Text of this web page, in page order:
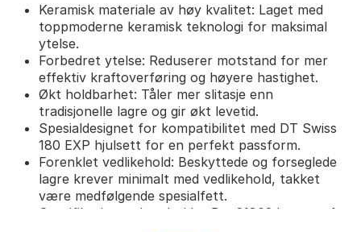
Keramisk materiale av høy kvalitet: Laget med
toppmoderne keramisk teknologi for maksimal
ytelse.
Forbedret ytelse: Reduserer motstand for mer
effektiv kraftoverføring og høyere hastighet.
Økt holdbarhet: Tåler mer slitasje enn
tradisjonelle lagre og gir økt levetid.
Spesialdesignet for kompatibilitet med DT Swiss
180 EXP hjulsett for en perfekt passform.
Forenklet vedlikehold: Beskyttede og forseglede
lagre krever minimalt med vedlikehold, takket
være medfølgende spesialfett.
Spesifikasjoner: Inneholder 5 x 61802 lagre og 1